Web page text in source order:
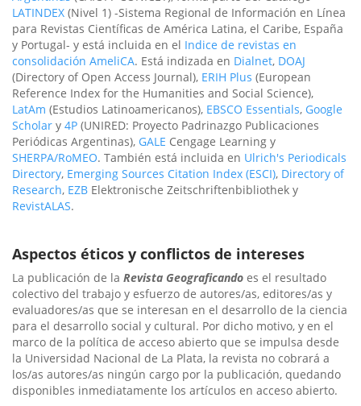
LATINDEX (Nivel 1) -Sistema Regional de Información en Línea
para Revistas Científicas de América Latina, el Caribe, España
y Portugal- y está incluida en el Indice de revistas en
consolidación AmeliCA. Está indizada en Dialnet, DOAJ
(Directory of Open Access Journal), ERIH Plus (European
Reference Index for the Humanities and Social Science),
LatAm (Estudios Latinoamericanos), EBSCO Essentials, Google
Scholar y 4P (UNIRED: Proyecto Padrinazgo Publicaciones
Periódicas Argentinas), GALE Cengage Learning y
SHERPA/RoMEO. También está incluida en Ulrich's Periodicals
Directory, Emerging Sources Citation Index (ESCI), Directory of
Research, EZB Elektronische Zeitschriftenbibliothek y
RevistALAS.
Aspectos éticos y conflictos de intereses
La publicación de la Revista Geograficando es el resultado
colectivo del trabajo y esfuerzo de autores/as, editores/as y
evaluadores/as que se interesan en el desarrollo de la ciencia
para el desarrollo social y cultural. Por dicho motivo, y en el
marco de la política de acceso abierto que se impulsa desde
la Universidad Nacional de La Plata, la revista no cobrará a
los/as autores/as ningún cargo por la publicación, quedando
disponibles inmediatamente los artículos en acceso abierto.